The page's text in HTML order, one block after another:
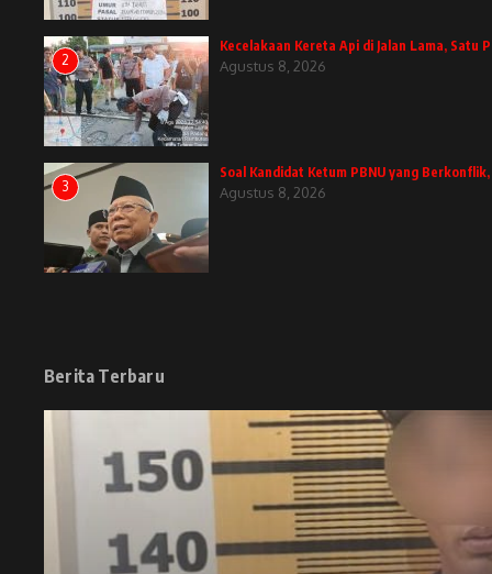
2
Kecelakaan Kereta Api di Jalan Lama, Satu
Agustus 8, 2026
3
Soal Kandidat Ketum PBNU yang
Agustus 8, 2026
Berita Terbaru